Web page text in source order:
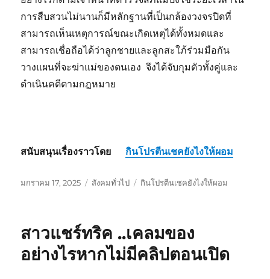
การสืบสวนไม่นานก็มีหลักฐานที่เป็นกล้องวงจรปิดที่
สามารถเห็นเหตุการณ์ขณะเกิดเหตุได้ทั้งหมดและ
สามารถเชื่อถือได้ว่าลูกชายและลูกสะใภ้ร่วมมือกัน
วางแผนที่จะฆ่าแม่ของตนเอง จึงได้จับกุมตัวทั้งคู่และ
ดำเนินคดีตามกฎหมาย
สนับสนุนเรื่องราวโดย กินโปรตีนเชคยังไงให้ผอม
เขียน
มกราคม 17, 2025
หมวด
สังคมทั่วไป
ป้าย
กินโปรตีนเชคยังไงให้ผอม
สาวแชร์ทริค ..เคลมของ
อย่างไรหากไม่มีคลิปตอนเปิด